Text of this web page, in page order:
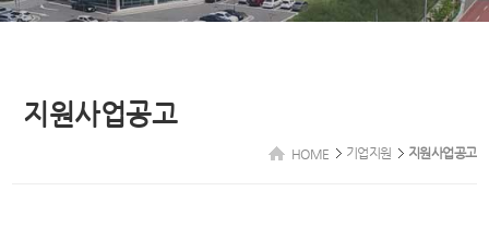
지원사업공고
HOME 기업지원 지원사업공고